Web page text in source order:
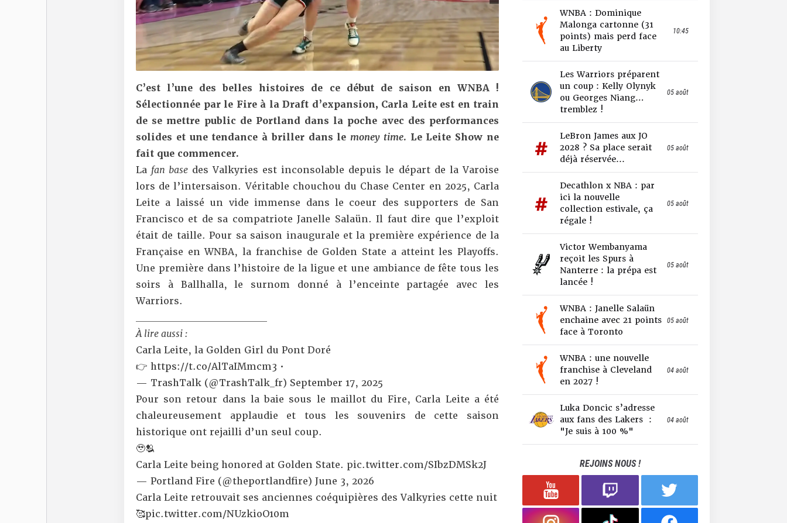
C’est l’une des belles histoires de ce début de saison en WNBA !
Sélectionnée par le Fire à la Draft d’expansion, Carla Leite est en train
de se mettre public de Portland dans la poche avec des performances
solides et une tendance à briller dans le money time. Le Leite Show ne
fait que commencer.
La fan base des Valkyries est inconsolable depuis le départ de la Varoise
lors de l’intersaison. Véritable chouchou du Chase Center en 2025, Carla
Leite a laissé un vide immense dans le coeur des supporters de San
Francisco et de sa compatriote Janelle Salaün. Il faut dire que l’exploit
était de taille. Pour sa saison inaugurale et la première expérience de la
Française en WNBA, la franchise de Golden State a atteint les Playoffs.
Une première dans l’histoire de la ligue et une ambiance de fête tous les
soirs à Ballhalla, le surnom donné à l’enceinte partagée avec les
Warriors.
À lire aussi :
Carla Leite, la Golden Girl du Pont Doré
👉 https://t.co/AlTaIMmcm3 •
— TrashTalk (@TrashTalk_fr) September 17, 2025
Pour son retour dans la baie sous le maillot du Fire, Carla Leite a été
chaleureusement applaudie et tous les souvenirs de cette saison
historique ont rejailli d’un seul coup.
🥹🫂
Carla Leite being honored at Golden State. pic.twitter.com/SIbzDMSk2J
— Portland Fire (@theportlandfire) June 3, 2026
Carla Leite retrouvait ses anciennes coéquipières des Valkyries cette nuit
🥰pic.twitter.com/NUzkioO10m
WNBA : Dominique
Malonga cartonne (31
points) mais perd face
au Liberty
10:45
Les Warriors préparent
un coup : Kelly Olynyk
ou Georges Niang…
tremblez !
05 août
LeBron James aux JO
2028 ? Sa place serait
déjà réservée...
05 août
Decathlon x NBA : par
ici la nouvelle
collection estivale, ça
régale !
05 août
Victor Wembanyama
reçoit les Spurs à
Nanterre : la prépa est
lancée !
05 août
WNBA : Janelle Salaün
enchaine avec 21 points
face à Toronto
05 août
WNBA : une nouvelle
franchise à Cleveland
en 2027 !
04 août
Luka Doncic s’adresse
aux fans des Lakers :
"Je suis à 100 %"
04 août
REJOINS NOUS !